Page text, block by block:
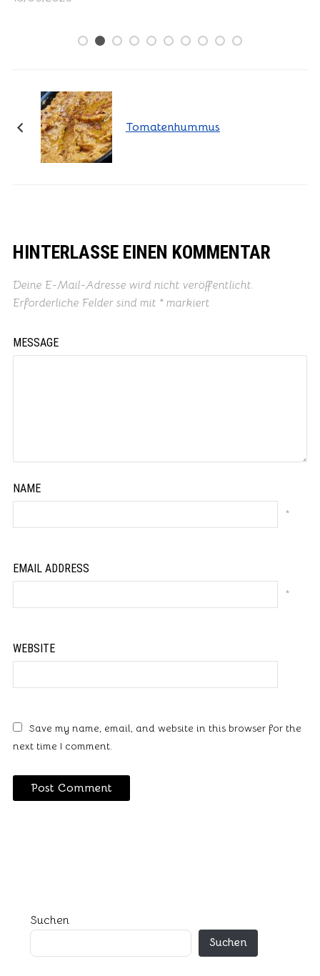
Tomatenhummus
HINTERLASSE EINEN KOMMENTAR
Deine E-Mail-Adresse wird nicht veröffentlicht.
Erforderliche Felder sind mit *markiert
MESSAGE
NAME
*
EMAIL ADDRESS
*
WEBSITE
Save my name, email, and website in this browser for the
next time I comment.
Suchen
Suchen